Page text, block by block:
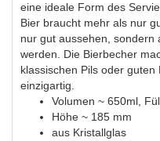
eine ideale Form des
Bier braucht mehr als nur
nur gut aussehen, sondern
werden. Die Bierbecher
klassischen Pils oder
einzigartig.
Volumen ~ 650ml,
Höhe ~ 185 mm
aus Kristallglas